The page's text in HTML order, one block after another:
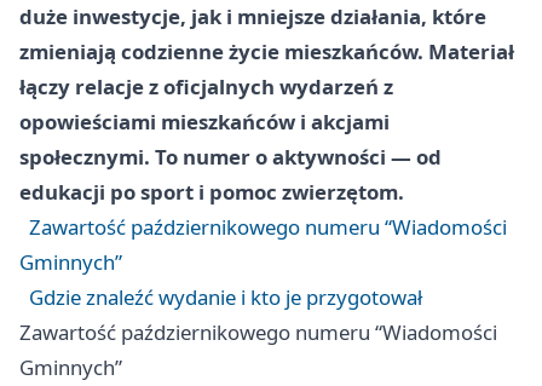
duże inwestycje, jak i mniejsze działania, które
zmieniają codzienne życie mieszkańców. Materiał
łączy relacje z oficjalnych wydarzeń z
opowieściami mieszkańców i akcjami
społecznymi. To numer o aktywności — od
edukacji po sport i pomoc zwierzętom.
Zawartość październikowego numeru “Wiadomości
Gminnych”
Gdzie znaleźć wydanie i kto je przygotował
Zawartość październikowego numeru “Wiadomości
Gminnych”